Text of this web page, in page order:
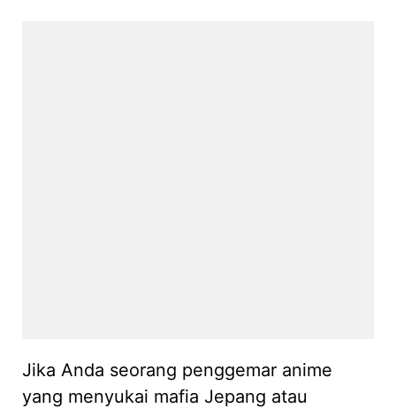
Jika Anda seorang penggemar anime
yang menyukai mafia Jepang atau